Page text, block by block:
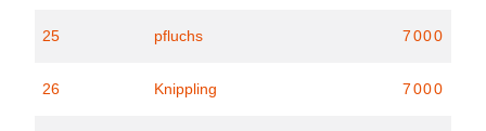
25 pfluchs 7000
26 Knippling 7000